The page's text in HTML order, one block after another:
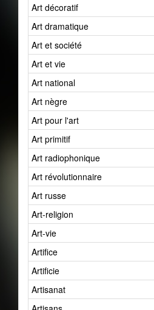
Art décoratif
Art dramatique
Art et société
Art et vie
Art national
Art nègre
Art pour l'art
Art primitif
Art radiophonique
Art révolutionnaire
Art russe
Art-religion
Art-vie
Artifice
Artificie
Artisanat